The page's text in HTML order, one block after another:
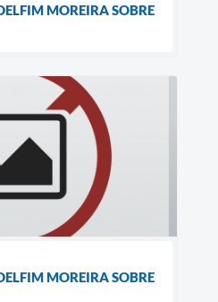
MOREIRA SOBRE
MOREIRA SOBRE